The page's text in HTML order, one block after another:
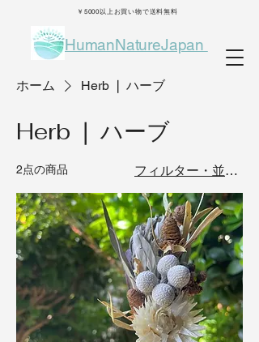
HumanNatureJapan
￥5000以上お買い物で送料無料
ホーム Herb ❘ ハーブ
Herb ❘ ハーブ
2点の商品 フィルター・並び替え